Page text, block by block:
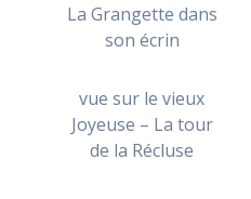
La Grangette dans
son écrin
vue sur le vieux
Joyeuse – La tour
de la Récluse